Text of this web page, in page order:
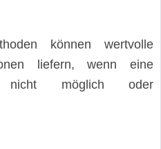
können wertvolle
liefern, wenn eine
nicht möglich oder